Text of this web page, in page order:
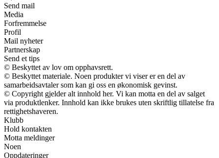
Send mail
Media
Forfremmelse
Profil
Mail nyheter
Partnerskap
Send et tips
© Beskyttet av lov om opphavsrett.
© Beskyttet materiale. Noen produkter vi viser er en del av
samarbeidsavtaler som kan gi oss en økonomisk gevinst.
© Copyright gjelder alt innhold her. Vi kan motta en del av salget
via produktlenker. Innhold kan ikke brukes uten skriftlig tillatelse fra
rettighetshaveren.
Klubb
Hold kontakten
Motta meldinger
Noen
Oppdateringer